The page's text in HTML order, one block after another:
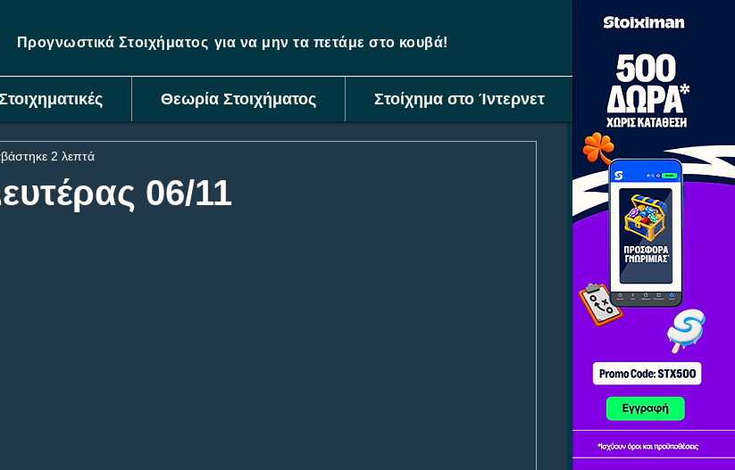
Προγνωστικά Στοιχήματος για να μην τα πετάμε στο κουβά!
Θεωρία Στοιχήματος Στοίχημα στο Ίντερνετ
06/11
2 λεπτά